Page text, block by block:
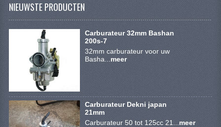
6 INCH BANDEN
7 INCH VELGEN
8 INCH VELGEN
E SCOOTERS
ACCOUNT
NIEUWSTE PRODUCTEN
Carburateur 32mm Bashan
200s-7
32mm carburateur voor uw
Basha... meer
Carburateur Dekni japan
21mm
Carburateur 50 tot 125cc 21... meer